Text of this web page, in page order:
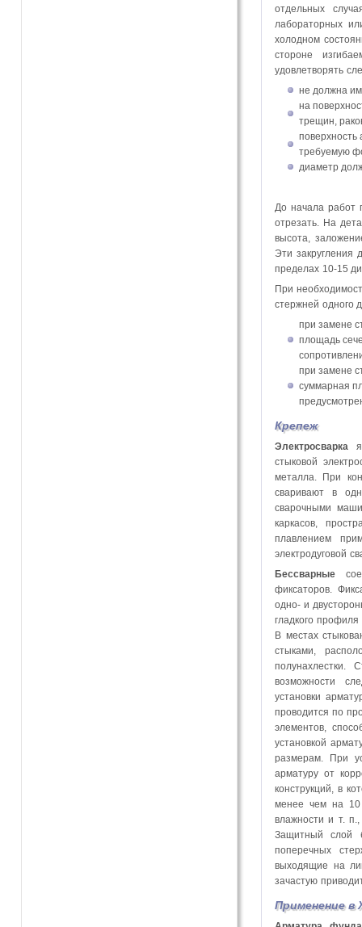
отдельных
лабораторных
холодном
стороне
удовлетворять
не должна
на
трещин,
требуемую
диаметр
До начала работ
отрезать. На
высота,
Эти закругления
пределах 10-15
При
стержней одного
при замене
площадь
при замене
суммарная
Крепеж
Электросварка
стыковой
металла. При
сваривают в
сварочными
каркасов,
плавлением
электродуговой
Бессварные
фиксаторов.
одно- и
гладкого
В местах
стыками,
возможности
установки
проводится по
элементов,
установкой
размерам. При
арматуру от
конструкций, в
менее чем на 10
влажности и т.
Защитный слой
поперечных
выходящие на
зачастую
Применение в